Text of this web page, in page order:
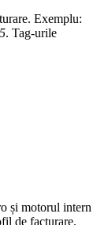
Exemplu:
. Tag-urile
și motorul intern
de facturare.